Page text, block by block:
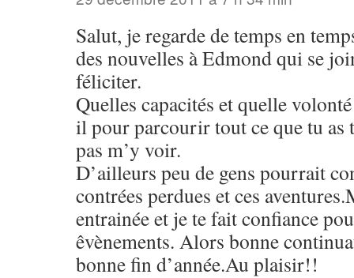
Salut, je regarde de temps en
des nouvelles à Edmond qui se
féliciter.
Quelles capacités et quelle
il pour parcourir tout ce que tu as
pas m’y voir.
D’ailleurs peu de gens pourrait
contrées perdues et ces
entrainée et je te fait confiance
êvènements. Alors bonne
bonne fin d’année.Au plaisir!!